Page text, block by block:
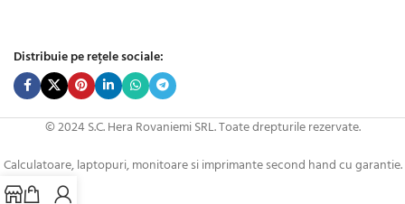
Distribuie pe rețele sociale:
© 2024 S.C. Hera Rovaniemi SRL. Toate drepturile rezervate.
Calculatoare, laptopuri, monitoare si imprimante second hand cu garantie.